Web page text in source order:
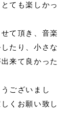
ても楽しかっ
て頂き、音楽
たり、小さな
来て良かった
ございまし
くお願い致し